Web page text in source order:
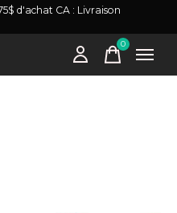
d'achat CA : Livraison
0items